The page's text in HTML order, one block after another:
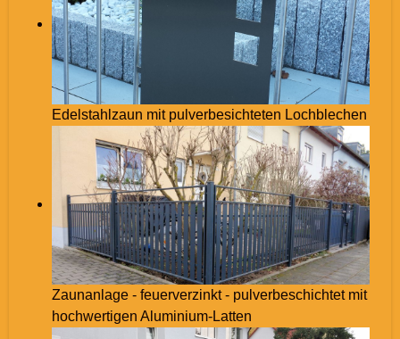
Edelstahlzaun mit pulverbesichteten Lochblechen
Zaunanlage - feuerverzinkt - pulverbeschichtet mit
hochwertigen Aluminium-Latten